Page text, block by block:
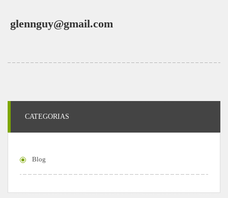
glennguy@gmail.com
CATEGORIAS
Blog